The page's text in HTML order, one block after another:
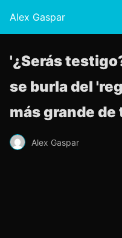
Alex Gaspar
'¿Serás
se burla del
más grande
Alex Gaspar